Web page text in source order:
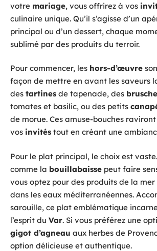
votre mariage, vous offrirez à vos
culinaire unique. Qu’il s’agisse d’un
principal ou d’un dessert, chaque
sublimé par des produits du terroir.
Pour commencer, les hors-d’œuvre
façon de mettre en avant les saveurs
des tartines de tapenade, des
tomates et basilic, ou des petits
de morue. Ces amuse-bouches
vos invités tout en créant une
Pour le plat principal, le choix est
comme la bouillabaisse peut faire
vous optez pour des produits de la
dans les eaux méditerranéennes.
sarouille, ce plat emblématique
l’esprit du Var. Si vous préférez une
gigot d’agneau aux herbes de
option délicieuse et authentique.